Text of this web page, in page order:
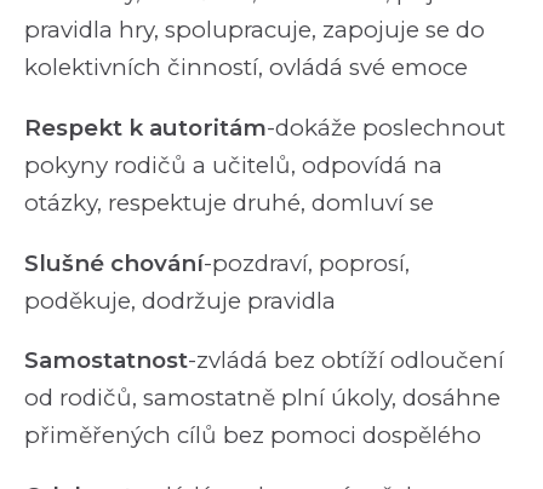
pravidla hry, spolupracuje, zapojuje se do
kolektivních činností, ovládá své emoce
Respekt k autoritám-dokáže poslechnout
pokyny rodičů a učitelů, odpovídá na
otázky, respektuje druhé, domluví se
Slušné chování-pozdraví, poprosí,
poděkuje, dodržuje pravidla
Samostatnost-zvládá bez obtíží odloučení
od rodičů, samostatně plní úkoly, dosáhne
přiměřených cílů bez pomoci dospělého